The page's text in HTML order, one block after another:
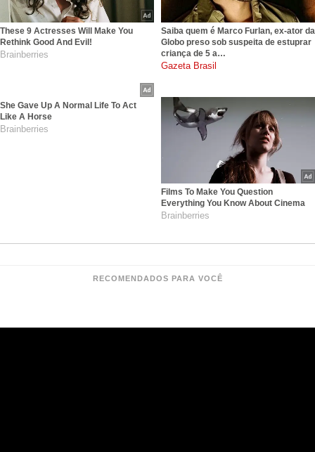
These 9 Actresses Will Make You
Rethink Good And Evil!
Brainberries
Saiba quem é Marco Furlan, ex-ator da
Globo preso sob suspeita de estuprar
criança de 5 a…
gazetabrasil.com.br
She Gave Up A Normal Life To Act
Like A Horse
Brainberries
Films To Make You Question
Everything You Know About Cinema
Brainberries
RECOMENDADOS PARA VOCÊ